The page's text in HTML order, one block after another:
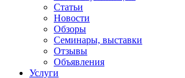
Статьи
Новости
Обзоры
Семинары, выставки
Отзывы
Объявления
Услуги